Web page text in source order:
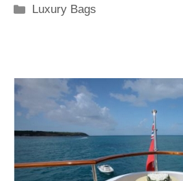
Categorie
Luxury Bags